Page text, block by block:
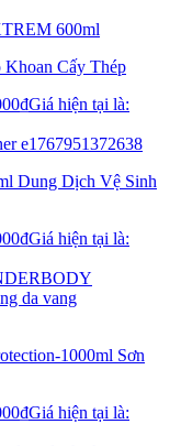
Khoan Cấy Thép
₫Giá hiện tại là:
Dung Dịch Vệ Sinh
₫Giá hiện tại là:
1000ml Sơn
₫Giá hiện tại là: